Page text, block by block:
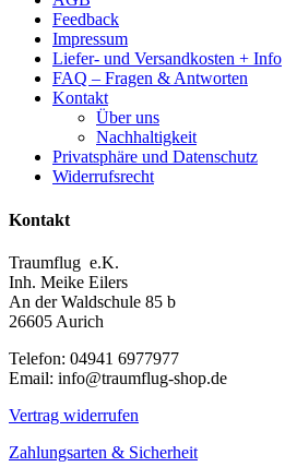
Feedback
Impressum
Liefer- und Versandkosten + Info
FAQ – Fragen & Antworten
Kontakt
Über uns
Nachhaltigkeit
Privatsphäre und Datenschutz
Widerrufsrecht
Kontakt
Traumflug e.K.
Inh. Meike Eilers
An der Waldschule 85 b
26605 Aurich
Telefon: 04941 6977977
Email: info@traumflug-shop.de
Vertrag widerrufen
Zahlungsarten & Sicherheit